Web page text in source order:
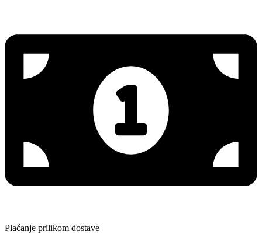
Plaćanje prilikom dostave